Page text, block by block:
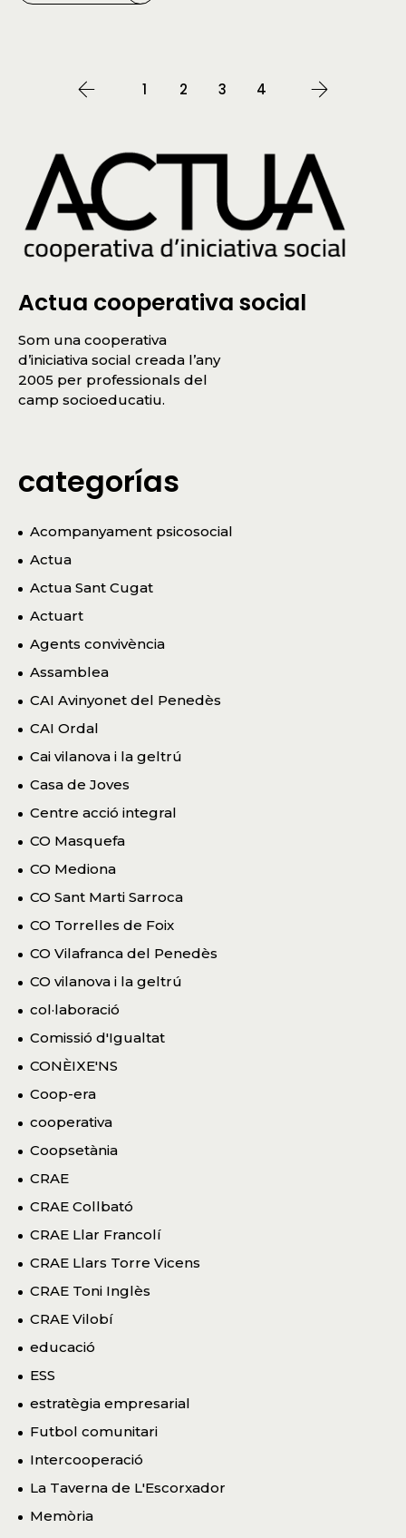
1 2 3 4
Actua cooperativa social
Som una cooperativa
d’iniciativa social creada l’any
2005 per professionals del
camp socioeducatiu.
categorías
Acompanyament psicosocial
Actua
Actua Sant Cugat
Actuart
Agents convivència
Assamblea
CAI Avinyonet del Penedès
CAI Ordal
Cai vilanova i la geltrú
Casa de Joves
Centre acció integral
CO Masquefa
CO Mediona
CO Sant Marti Sarroca
CO Torrelles de Foix
CO Vilafranca del Penedès
CO vilanova i la geltrú
col·laboració
Comissió d'Igualtat
CONÈIXE'NS
Coop-era
cooperativa
Coopsetània
CRAE
CRAE Collbató
CRAE Llar Francolí
CRAE Llars Torre Vicens
CRAE Toni Inglès
CRAE Vilobí
educació
ESS
estratègia empresarial
Futbol comunitari
Intercooperació
La Taverna de L'Escorxador
Memòria